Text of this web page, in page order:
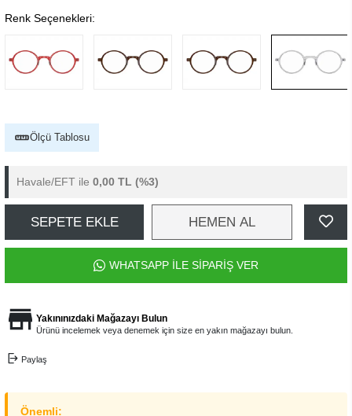
Renk Seçenekleri:
Ölçü Tablosu
Havale/EFT ile 0,00 TL (%3)
SEPETE EKLE HEMEN AL
WHATSAPP İLE SİPARİŞ VER
Yakınınızdaki Mağazayı Bulun
Ürünü incelemek veya denemek için size en yakın mağazayı bulun.
Paylaş
Önemli: